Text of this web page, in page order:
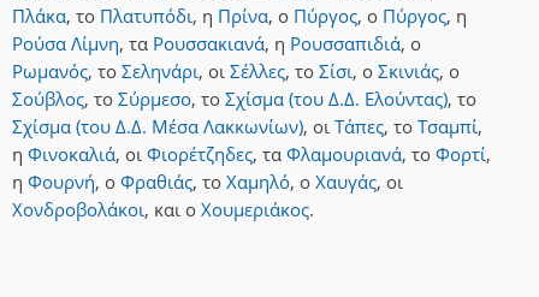
Πλάκα, το Πλατυπόδι, η Πρίνα, ο Πύργος, ο Πύργος, η
Ρούσα Λίμνη, τα Ρουσσακιανά, η Ρουσσαπιδιά, ο
Ρωμανός, το Σεληνάρι, οι Σέλλες, το Σίσι, ο Σκινιάς, ο
Σούβλος, το Σύρμεσο, το Σχίσμα (του Δ.Δ. Ελούντας), το
Σχίσμα (του Δ.Δ. Μέσα Λακκωνίων), οι Τάπες, το Τσαμπί,
η Φινοκαλιά, οι Φιορέτζηδες, τα Φλαμουριανά, το Φορτί,
η Φουρνή, ο Φραθιάς, το Χαμηλό, ο Χαυγάς, οι
Χονδροβολάκοι, και ο Χουμεριάκος.